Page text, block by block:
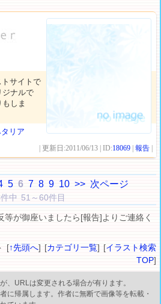
サイトで
ジナルで
しま
リア
| 更新日:2011/06/13 | ID:18069 |報告
5 6 7 8 9 10 >> 次ページ
中 51～60件目
が御座いましたら[報告]よりご連絡く
[↑先頭へ] [カテゴリ一覧] [イラスト検索
TOP]
、URLは変更される場合が有ります。
に帰属します。作者に無断で画像等を転載・